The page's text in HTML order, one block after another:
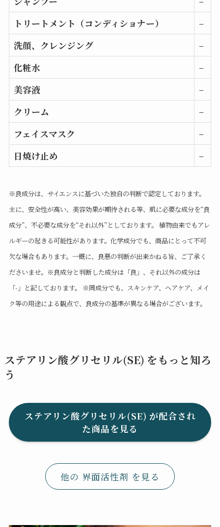
トリートメント（コンディショナー）
–
洗顔、クレンジング
–
化粧水
–
美容液
–
クリーム
–
フェイスマスク
–
日焼け止め
–
※良成分は、サイエンスに基づいた独自の判断で認定しております。
主に、安全性が高い、美容効果が期待される等、肌に必要な成分を“良
成分”、不必要な成分を“それ以外”としております。 植物由来でもアレ
ルギーの起きる可能性があります。化学成分でも、商品にとって不可
欠な場合もあります。一概に、良悪の判断が出来かねる旨、ご了承く
ださいませ。※良成分と判断した成分は「良」、それ以外の成分は
「-」と記しております。 ※同成分でも、スキンケア、ヘアケア、メイ
ク等の用途による観点で、良成分の基準が異なる場合がございます。
ステアリン酸グリセリル(SE) をもっと知ろ
う
ステアリン酸グリセリル(SE) が配合され
た商品を見る
他の 界面活性剤 を見る